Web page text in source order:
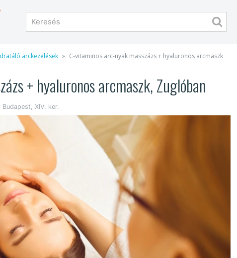
arckezelések C-vitaminos arc-nyak masszázs + hyaluronos arcmaszk
+ hyaluronos arcmaszk, Zuglóban
| Budapest, XIV. ker.